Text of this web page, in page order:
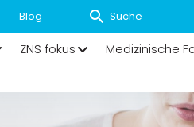
Blog
ZNS fokus Medizinische